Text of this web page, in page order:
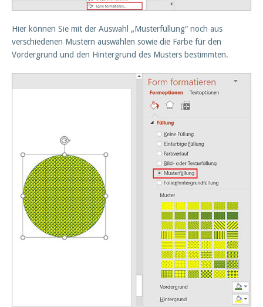
Hier können Sie mit der Auswahl „Musterfüllung“ noch aus
verschiedenen Mustern auswählen sowie die Farbe für den
Vordergrund und den Hintergrund des Musters bestimmten.